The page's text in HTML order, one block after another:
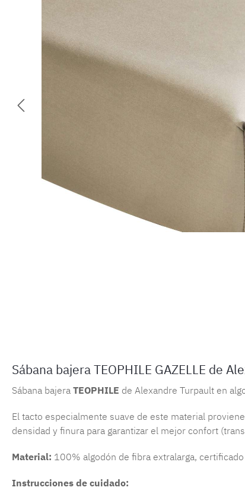
Sábana bajera TEOPHILE GAZELLE de
Sábana bajera TEOPHILE de Alexandre Turpault en
El tacto especialmente suave de este material
densidad y finura para garantizar el mejor confort
Material: 100% algodón de fibra extralarga, certificado
Instrucciones de cuidado: